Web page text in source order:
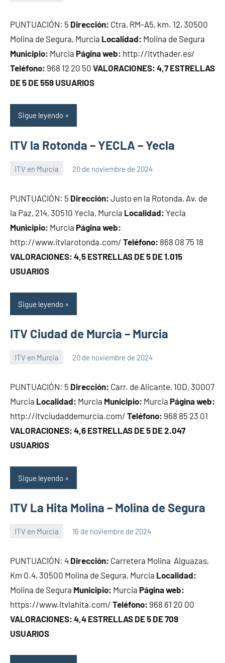
PUNTUACIÓN: 5 Dirección: Ctra, RM-A5, km. 12, 30500
Molina de Segura, Murcia Localidad: Molina de Segura
Municipio: Murcia Página web: http://itvthader.es/
Teléfono: 968 12 20 50 VALORACIONES: 4,7 ESTRELLAS
DE 5 DE 559 USUARIOS
Sigue leyendo
ITV la Rotonda – YECLA – Yecla
ITV en Murcia 20 de noviembre de 2024
PUNTUACIÓN: 5 Dirección: Justo en la Rotonda, Av. de
la Paz, 214, 30510 Yecla, Murcia Localidad: Yecla
Municipio: Murcia Página web:
http://www.itvlarotonda.com/ Teléfono: 868 08 75 18
VALORACIONES: 4,5 ESTRELLAS DE 5 DE 1.015
USUARIOS
Sigue leyendo
ITV Ciudad de Murcia – Murcia
ITV en Murcia 20 de noviembre de 2024
PUNTUACIÓN: 5 Dirección: Carr. de Alicante, 10D, 30007
Murcia Localidad: Murcia Municipio: Murcia Página web:
http://itvciudaddemurcia.com/ Teléfono: 968 85 23 01
VALORACIONES: 4,6 ESTRELLAS DE 5 DE 2.047
USUARIOS
Sigue leyendo
ITV La Hita Molina – Molina de Segura
ITV en Murcia 16 de noviembre de 2024
PUNTUACIÓN: 4 Dirección: Carretera Molina  Alguazas,
Km 0.4, 30500 Molina de Segura, Murcia Localidad:
Molina de Segura Municipio: Murcia Página web:
https://www.itvlahita.com/ Teléfono: 968 61 20 00
VALORACIONES: 4,4 ESTRELLAS DE 5 DE 709
USUARIOS